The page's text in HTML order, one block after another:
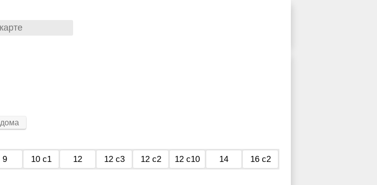
9 10 с1 12 12 с3 12 с2 12 с10 14
16 с2